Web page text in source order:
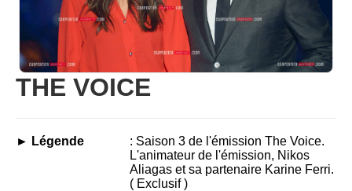
THE VOICE
► Légende
: Saison 3 de l'émission The Voice.
L'animateur de l'émission, Nikos
Aliagas et sa partenaire Karine Ferri.
( Exclusif )